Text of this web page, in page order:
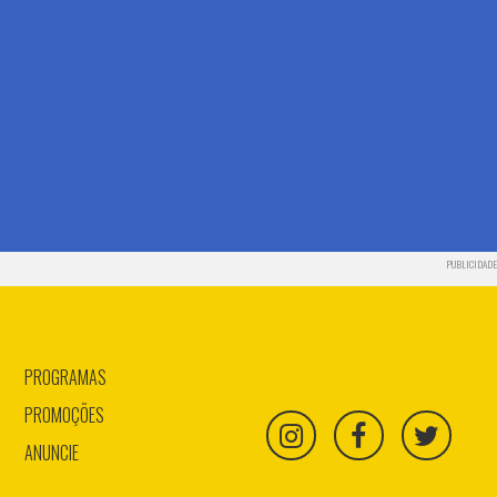
PUBLICIDADE
PROGRAMAS
PROMOÇÕES
ANUNCIE